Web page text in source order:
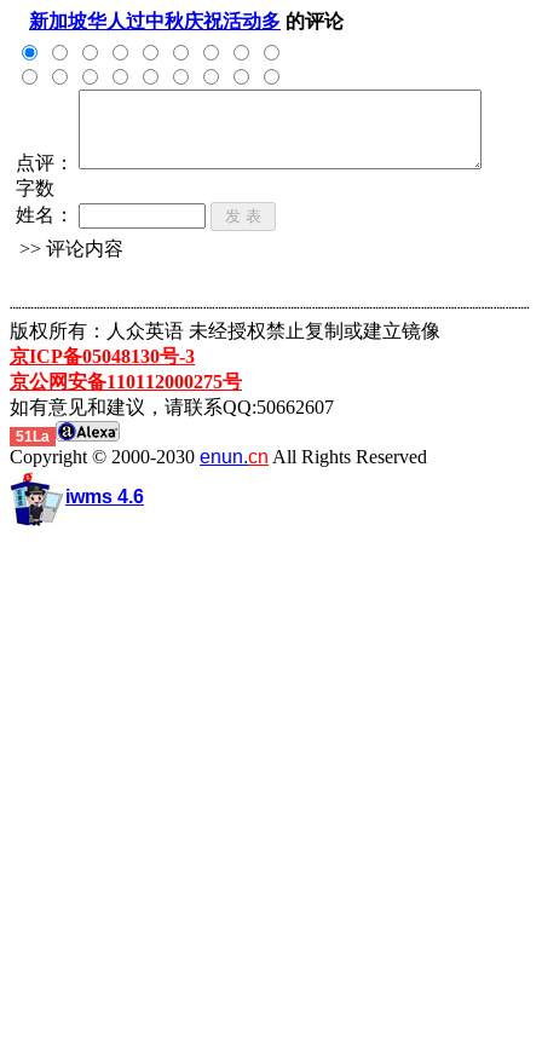
新加坡华人过中秋庆祝活动多 的评论
点评：
字数
姓名：
>> 评论内容
┈┈┈┈┈┈┈┈┈┈┈┈┈┈┈┈┈┈┈┈┈┈┈┈┈┈┈┈┈┈┈┈┈┈┈┈┈┈┈┈┈┈┈
版权所有：人众英语 未经授权禁止复制或建立镜像
京ICP备05048130号-3
京公网安备110112000275号
如有意见和建议，请联系QQ:50662607
51La
Copyright © 2000-2030 enun.cn All Rights Reserved
iwms 4.6